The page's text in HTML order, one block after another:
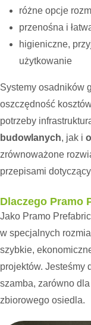
różne opcje
przenośna i
higieniczne,
użytkowanie
Systemy osadników
oszczędność
potrzeby
budowlanych, jak i
zrównoważone
przepisami
Dlaczego Pramo
Jako Pramo
w specjalnych
szybkie,
projektów. Jesteśmy
szamba, zarówno
zbiorowego osiedla.